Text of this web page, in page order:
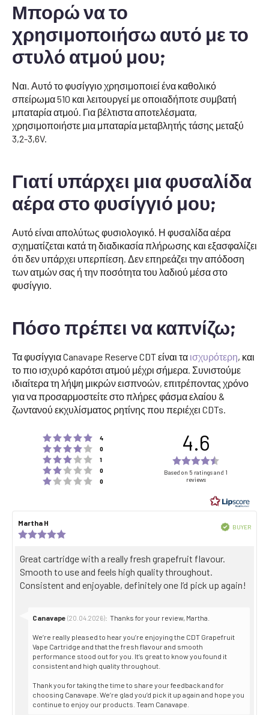
Μπορώ να το
χρησιμοποιήσω αυτό με το
στυλό ατμού μου;
Ναι. Αυτό το φυσίγγιο χρησιμοποιεί ένα καθολικό
σπείρωμα 510 και λειτουργεί με οποιαδήποτε συμβατή
μπαταρία ατμού. Για βέλτιστα αποτελέσματα,
χρησιμοποιήστε μια μπαταρία μεταβλητής τάσης μεταξύ
3,2-3,6V.
Γιατί υπάρχει μια φυσαλίδα
αέρα στο φυσίγγιό μου;
Αυτό είναι απολύτως φυσιολογικό. Η φυσαλίδα αέρα
σχηματίζεται κατά τη διαδικασία πλήρωσης και εξασφαλίζει
ότι δεν υπάρχει υπερπίεση. Δεν επηρεάζει την απόδοση
των ατμών σας ή την ποσότητα του λαδιού μέσα στο
φυσίγγιο.
Πόσο πρέπει να καπνίζω;
Τα φυσίγγια Canavape Reserve CDT είναι τα ισχυρότερη, και
το πιο ισχυρό καρότσι ατμού μέχρι σήμερα. Συνιστούμε
ιδιαίτερα τη λήψη μικρών εισπνοών, επιτρέποντας χρόνο
για να προσαρμοστείτε στο πλήρες φάσμα ελαίου &
ζωντανού εκχυλίσματος ρητίνης που περιέχει CDTs.
Rating 5 out of 5 stars
4
Rating 4 out of 5 stars
0
Rating 3 out of 5 stars
1
Rating 2 out of 5 stars
0
Rating 1 out of 5 stars
0
4.6
4.6
of
5
stars
Based on 5 ratings and 1
reviews
Review
author:
Martha H
date:
out
of
stars
VerifiedBUYER
Review
text:
Great cartridge with a really fresh grapefruit flavour.
Smooth to use and feels high quality throughout.
Consistent and enjoyable, definitely one I’d pick up again!
Reply
Canavape (20.04.2026): Thanks for your review, Martha.
We’re really pleased to hear you’re enjoying the CDT Grapefruit
Vape Cartridge and that the fresh flavour and smooth
performance stood out for you. It’s great to know you found it
consistent and high quality throughout.
Thank you for taking the time to share your feedback and for
choosing Canavape. We’re glad you’d pick it up again and hope you
continue to enjoy our products. Team Canavape.